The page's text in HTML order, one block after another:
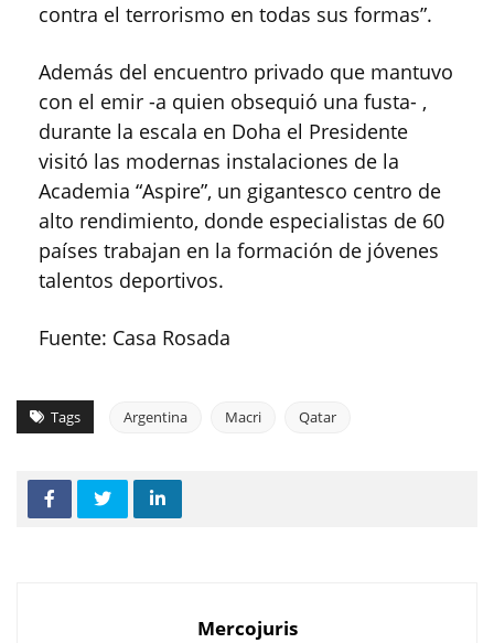
contra el terrorismo en todas sus formas”.
Además del encuentro privado que mantuvo
con el emir -a quien obsequió una fusta- ,
durante la escala en Doha el Presidente
visitó las modernas instalaciones de la
Academia “Aspire”, un gigantesco centro de
alto rendimiento, donde especialistas de 60
países trabajan en la formación de jóvenes
talentos deportivos.
Fuente: Casa Rosada
Tags Argentina Macri Qatar
Mercojuris